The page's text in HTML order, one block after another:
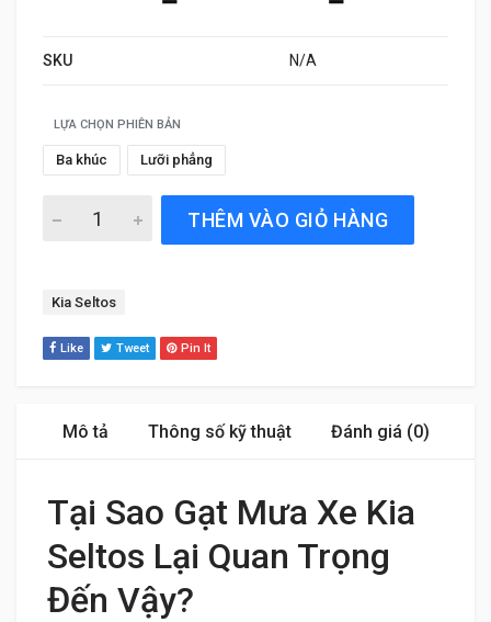
SKU N/A
LỰA CHỌN PHIÊN BẢN
Ba khúc Lưỡi phẳng
Gạt Mưa Xe Kia Seltos (2020 đến 2024) Silicone Chính
THÊM VÀO GIỎ HÀNG
Tag:
Kia Seltos
Like Tweet Pin It
Mô tả Thông số kỹ thuật Đánh giá (0)
Tại Sao Gạt Mưa Xe Kia
Seltos Lại Quan Trọng
Đến Vậy?